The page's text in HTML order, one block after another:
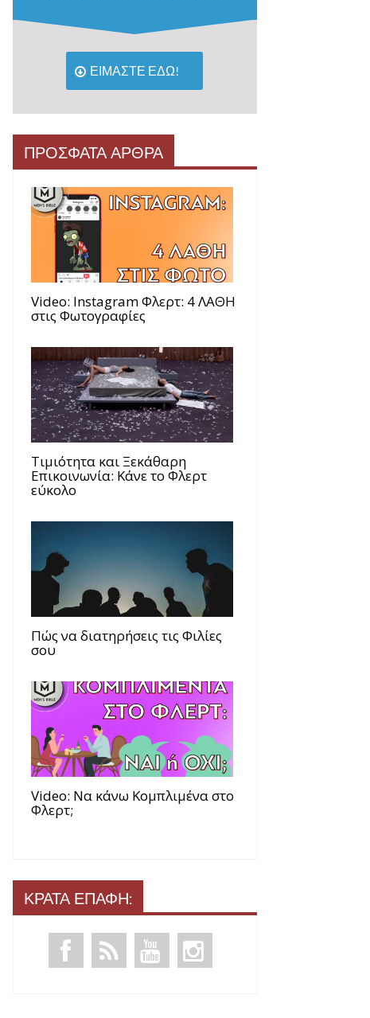
ΕΙΜΑΣΤΕ ΕΔΩ!
ΠΡΟΣΦΑΤΑ ΑΡΘΡΑ
Video: Instagram Φλερτ: 4 ΛΑΘΗ
στις Φωτογραφίες
Τιμιότητα και Ξεκάθαρη
Επικοινωνία: Κάνε το Φλερτ
εύκολο
Πώς να διατηρήσεις τις Φιλίες
σου
Video: Να κάνω Κομπλιμένα στο
Φλερτ;
ΚΡΑΤΑ ΕΠΑΦΗ: